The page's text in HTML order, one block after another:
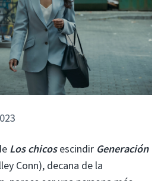
Los chicosescindir Generación
Conn), decana de la